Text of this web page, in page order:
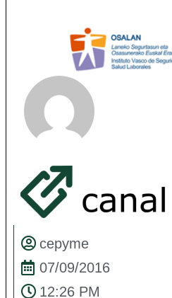
cepyme
07/09/2016
12:26 PM